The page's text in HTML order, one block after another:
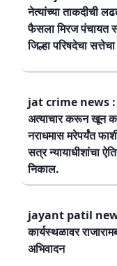
नेत्यांच्या ताकदीची
फैसला मिरज पंचायत
जिल्हा परिषदेचा सत्तेचा
jat crime news :
अत्याचार करून खून
नराधमास मरेपर्यंत
सत्र न्यायाधीशांचा
निकाल.
jayant patil
कार्यस्थळावर
अभिवादन